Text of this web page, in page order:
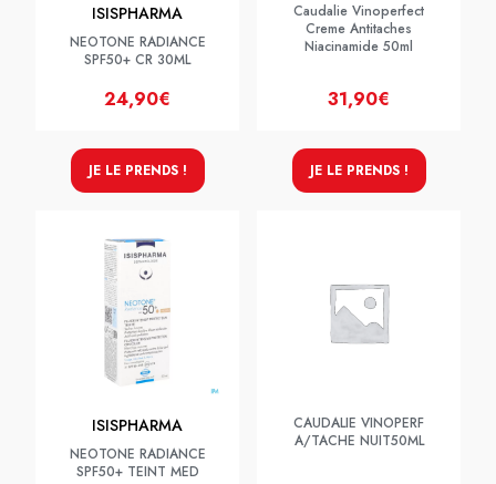
ISISPHARMA
NEOTONE RADIANCE
SPF50+ CR 30ML
24,90€
JE LE PRENDS !
Caudalie Vinoperfect
Creme Antitaches
Niacinamide 50ml
31,90€
JE LE PRENDS !
ISISPHARMA
NEOTONE RADIANCE
SPF50+ TEINT MED
CAUDALIE VINOPERF
A/TACHE NUIT50ML